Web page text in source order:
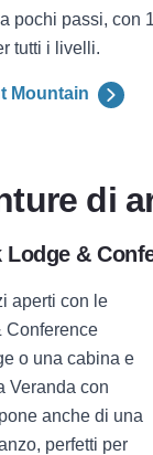
pochi passi, con
tutti i livelli.
Mountain
di
&
aperti con le
Conference
o una cabina e
Veranda con
anche di una
perfetti per